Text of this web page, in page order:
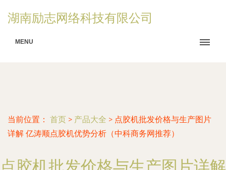
湖南励志网络科技有限公司
MENU
当前位置： 首页 > 产品大全 > 点胶机批发价格与生产图片
详解 亿涛顺点胶机优势分析（中科商务网推荐）